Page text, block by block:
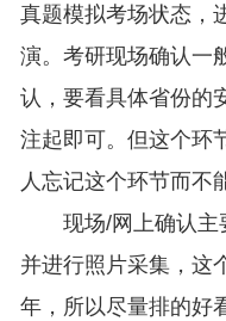
真题模拟考场状态，
演。考研现场确认一
认，要看具体省份的
注起即可。但这个环
人忘记这个环节而不
现场/网上确认主
并进行照片采集，这
年，所以尽量排的好